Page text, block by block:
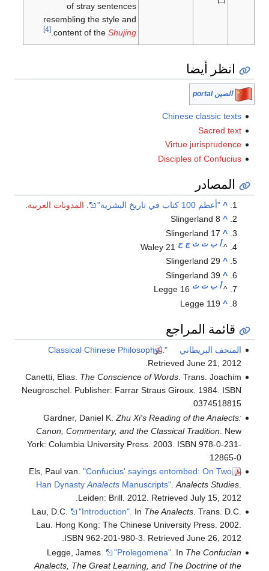
of stray sentences
resembling the style and
content of theShujing
.
[4]
انظر أيضا
الصين portal
Chinese classic texts
Sacred text
Virtue jurisprudence
Disciples of Confucius
المصادر
^ "أعظم 100 كتاب في تاريخ البشرية" المدونات العربية
^
Slingerland 8
^
Slingerland 17
^أ ب ت ث ج ح
Waley 21
^
Slingerland 29
^
Slingerland 39
^أ ب ت ث Legge 16
^
Legge 119
قائمة المراجع
المتحف البريطاني "Classical Chinese Philosophy"
.
Retrieved June 21, 2012.
Canetti, Elias. The Conscience of Words. Trans. Joachim
Neugroschel. Publisher: Farrar Straus Giroux. 1984. ISBN
0374518815.
Gardner, Daniel K. Zhu Xi's Reading of the Analects:
Canon, Commentary, and the Classical Tradition . New
York: Columbia University Press. 2003. ISBN 978-0-231-
12865-0
Els, Paul van. "Confucius' sayings entombed: On Two
Han Dynasty AnalectsManuscripts". Analects Studies.
Leiden: Brill. 2012. Retrieved July 15, 2012.
Lau, D.C.
"Introduction". In The Analects. Trans. D.C.
Lau. Hong Kong: The Chinese University Press. 2002.
ISBN 962-201-980-3. Retrieved June 26, 2012.
Legge, James.
"Prolegomena". In The Confucian
Analects, The Great Learning, and The Doctrine of the